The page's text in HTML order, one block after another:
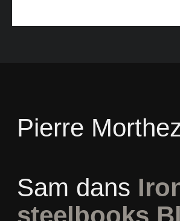
Pierre
Sam dans
steelbooks